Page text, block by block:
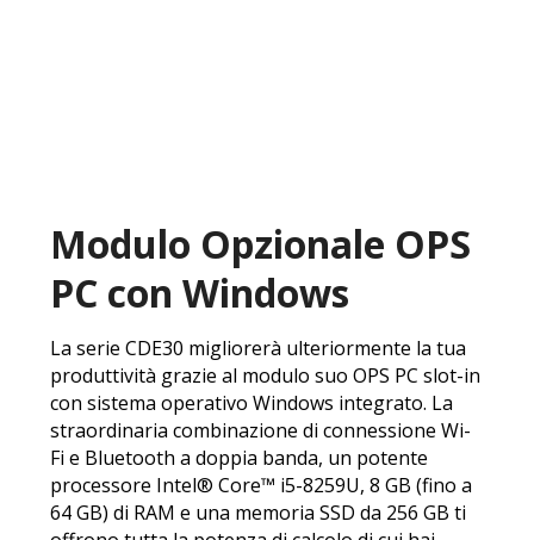
Modulo Opzionale OPS
PC con Windows
La serie CDE30 migliorerà ulteriormente la tua
produttività grazie al modulo suo OPS PC slot-in
con sistema operativo Windows integrato. La
straordinaria combinazione di connessione Wi-
Fi e Bluetooth a doppia banda, un potente
processore Intel® Core™ i5-8259U, 8 GB (fino a
64 GB) di RAM e una memoria SSD da 256 GB ti